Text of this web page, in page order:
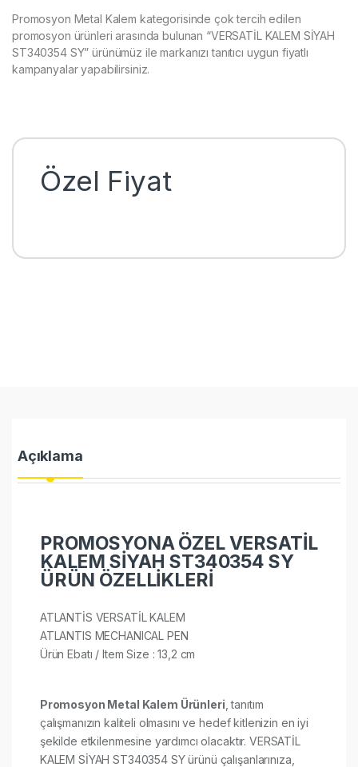
Promosyon Metal Kalem kategorisinde çok tercih edilen
promosyon ürünleri arasında bulunan “VERSATİL KALEM SİYAH
ST340354 SY” ürünümüz ile markanızı tanıtıcı uygun fiyatlı
kampanyalar yapabilirsiniz.
Özel Fiyat
Açıklama
PROMOSYONA ÖZEL VERSATİL
KALEM SİYAH ST340354 SY
ÜRÜN ÖZELLİKLERİ
ATLANTİS VERSATİL KALEM
ATLANTIS MECHANICAL PEN
Ürün Ebatı / Item Size : 13,2 cm​
Promosyon Metal Kalem Ürünleri , tanıtım
çalışmanızın kaliteli olmasını ve hedef kitlenizin en iyi
şekilde etkilenmesine yardımcı olacaktır. VERSATİL
KALEM SİYAH ST340354 SY ürünü çalışanlarınıza,